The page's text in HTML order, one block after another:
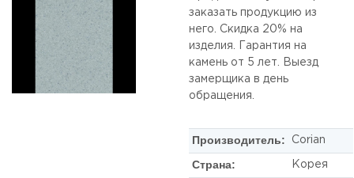
заказать продукцию из
него. Скидка 20% на
изделия. Гарантия на
камень от 5 лет. Выезд
замерщика в день
обращения.
Производитель: Corian
Страна: Корея